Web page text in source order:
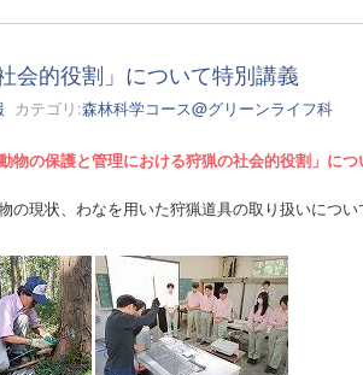
会的役割」について特別講義
カテゴリ:森林科学コース@グリーンライフ科
物の保護と管理における狩猟の社会的役割」につ
の現状、わなを用いた狩猟道具の取り扱いについ